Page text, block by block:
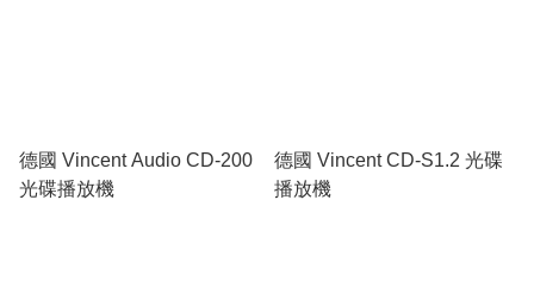
德國 Vincent Audio CD-200
光碟播放機
德國 Vincent CD-S1.2 光碟
播放機